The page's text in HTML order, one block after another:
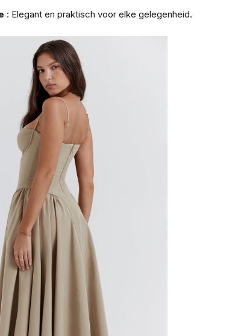
: Elegant en praktisch voor elke gelegenheid.